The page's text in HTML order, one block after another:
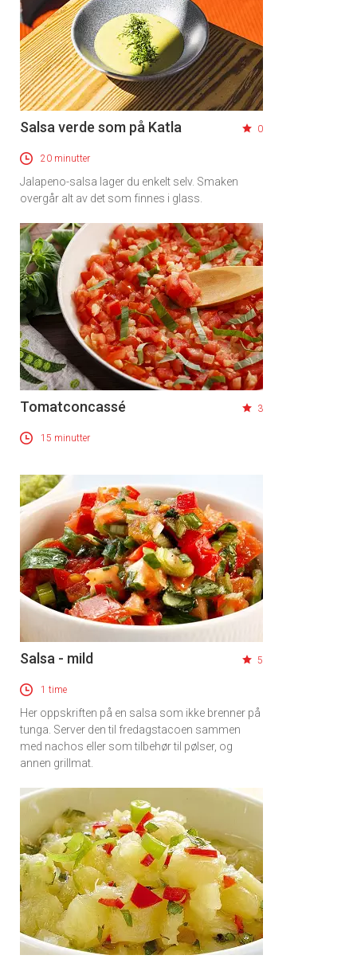
Salsa verde som på Katla 0
20 minutter
Jalapeno-salsa lager du enkelt selv. Smaken
overgår alt av det som finnes i glass.
Tomatconcassé 3
15 minutter
Salsa - mild 5
1 time
Her oppskriften på en salsa som ikke brenner på
tunga. Server den til fredagstacoen sammen
med nachos eller som tilbehør til pølser, og
annen grillmat.